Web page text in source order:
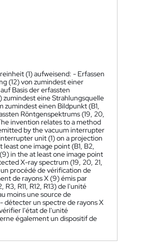
(1) aufweisend: - Erfassen
(12) von zumindest einer
Basis der erfassten
zumindest eine Strahlungsquelle
zumindest einen Bildpunkt (B1,
Röntgenspektrums (19, 20,
invention relates to a method
by the vacuum interrupter
unit (1) on a projection
one image point (B1, B2,
in the at least one image point
X-ray spectrum (19, 20, 21,
procédé de vérification de
de rayons X (9) émis par
R11, R12, R13) de l'unité
moins une source de
détecter un spectre de rayons X
vérifier l'état de l'unité
également un dispositif de